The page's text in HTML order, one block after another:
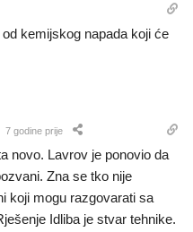
kemijskog napada koji će
7 godine prije
novo. Lavrov je ponovio da
Zna se tko nije
koji mogu razgovarati sa
Idliba je stvar tehnike.